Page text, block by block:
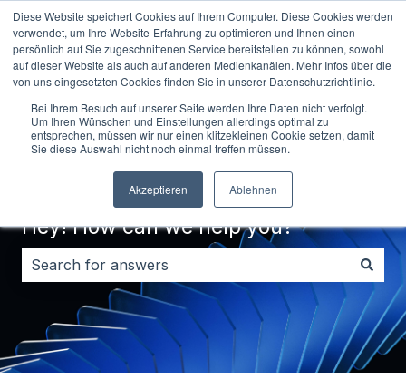
Diese Website speichert Cookies auf Ihrem Computer. Diese Cookies werden
verwendet, um Ihre Website-Erfahrung zu optimieren und Ihnen einen
persönlich auf Sie zugeschnittenen Service bereitstellen zu können, sowohl
auf dieser Website als auch auf anderen Medienkanälen. Mehr Infos über die
von uns eingesetzten Cookies finden Sie in unserer Datenschutzrichtlinie.
Bei Ihrem Besuch auf unserer Seite werden Ihre Daten nicht verfolgt.
Um Ihren Wünschen und Einstellungen allerdings optimal zu
entsprechen, müssen wir nur einen klitzekleinen Cookie setzen, damit
Sie diese Auswahl nicht noch einmal treffen müssen.
Akzeptieren Ablehnen
EnglishShow submenu for translations Contact us
Hey! How can we help you?
There are no suggestions because the search field